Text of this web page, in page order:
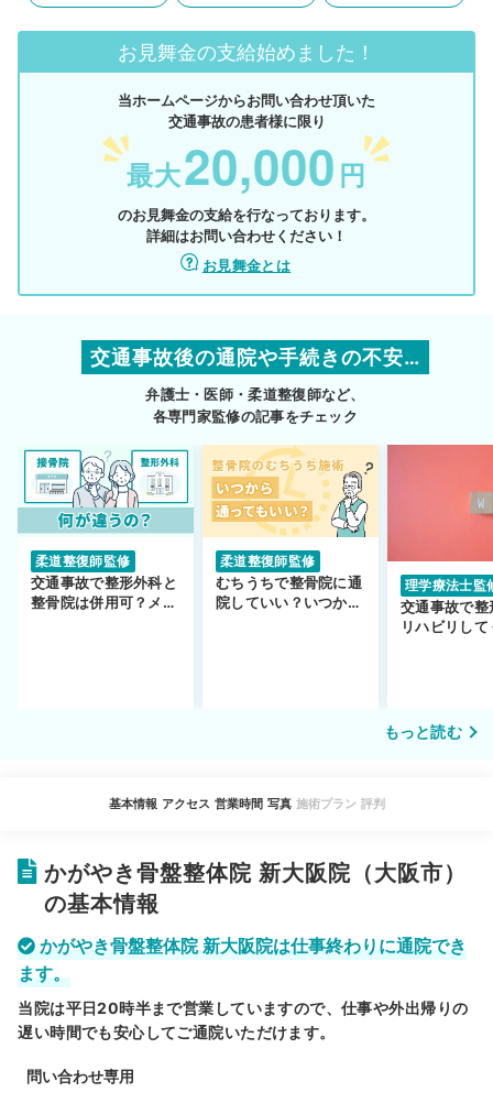
お見舞金の支給始めました！
当ホームページからお問い合わせ頂いた
交通事故の患者様に限り
最大20,000 円
のお見舞金の支給を行なっております。
詳細はお問い合わせください！
お見舞金とは
交通事故後の通院や手続きの不安…
弁護士・医師・柔道整復師など、
各専門家監修の記事をチェック
柔道整復師監修
交通事故で整形外科と
整骨院は併用可？メリ
柔道整復師監修
むちうちで整骨院に通
院していい？いつから
理学療法士監
交通事故で整
リハビリして
もっと読む
基本情報 アクセス 営業時間 写真 施術プラン 評判
かがやき骨盤整体院 新大阪院（大阪市）
の基本情報
かがやき骨盤整体院 新大阪院は仕事終わりに通院でき
ます。
当院は平日20時半まで営業していますので、仕事や外出帰りの
遅い時間でも安心してご通院いただけます。
問い合わせ専用